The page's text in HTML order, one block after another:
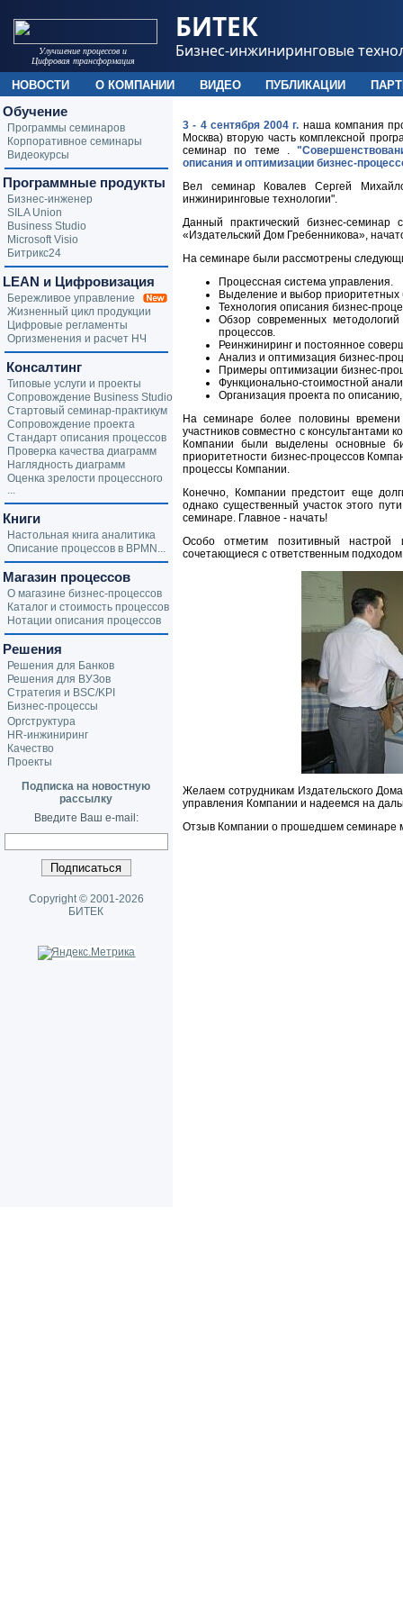
3 - 4 сентября 2004 г. наша компания
Москва) вторую часть комплексной
семинар по теме .
описания и оптимизации бизнес-
Вел семинар Ковалев Сергей
инжиниринговые технологии".
Данный практический бизнес-семинар
«Издательский Дом Гребенникова»,
На семинаре были рассмотрены
Процессная система управления.
Выделение и выбор приоритетных
Технология описания бизнес-
Обзор современных
процессов.
Реинжиниринг и постоянное
Анализ и оптимизация бизнес-
Примеры оптимизации бизнес-
Функционально-стоимостной
Организация проекта по
На семинаре более половины времени
участников совместно с консультантами
Компании были выделены основные
приоритетности бизнес-процессов
процессы Компании.
Конечно, Компании предстоит еще
однако существенный участок этого
семинаре. Главное - начать!
Особо отметим позитивный настрой
сочетающиеся с ответственным подходом
Желаем сотрудникам Издательского
управления Компании и надеемся на
Отзыв Компании о прошедшем семинаре
Обучение
Программы семинаров
Корпоративное семинары
Видеокурсы
Программные продукты
Бизнес-инженер
SILA Union
Business Studio
Microsoft Visio
Битрикс24
LEAN и Цифровизация
Бережливое управление
Жизненный цикл продукции
Цифровые регламенты
Оргизменения и расчет НЧ
Консалтинг
Типовые услуги и проекты
Сопровождение Business Studio
Стартовый семинар-практикум
Сопровождение проекта
Стандарт описания процессов
Проверка качества диаграмм
Наглядность диаграмм
Оценка зрелости процессного
...
Книги
Настольная книга аналитика
Описание процессов в BPMN...
Магазин процессов
О магазине бизнес-процессов
Каталог и стоимость процессов
Нотации описания процессов
Решения
Решения для Банков
Решения для ВУЗов
Стратегия и BSC/KPI
Бизнес-процессы
Оргструктура
HR-инжиниринг
Качество
Проекты
Подписка на новостную
рассылку
Введите Ваш e-mail:
Copyright © 2001-2026
БИТЕК
Улучшение процессов и
Цифровая трансформация
БИТЕК
Бизнес-инжиниринговые
НОВОСТИ О КОМПАНИИ ВИДЕО ПУБЛИКАЦИИ